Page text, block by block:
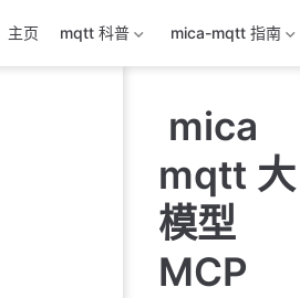
主页 mqtt 科普 mica-mqtt 指南
mica
mqtt 大
模型
MCP